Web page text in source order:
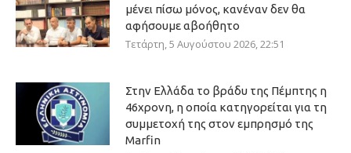
μένει πίσω μόνος, κανέναν δεν θα
αφήσουμε αβοήθητο
Τετάρτη, 5 Αυγούστου 2026, 22:51
Στην Ελλάδα το βράδυ της Πέμπτης η
46χρονη, η οποία κατηγορείται για τη
συμμετοχή της στον εμπρησμό της
Marfin